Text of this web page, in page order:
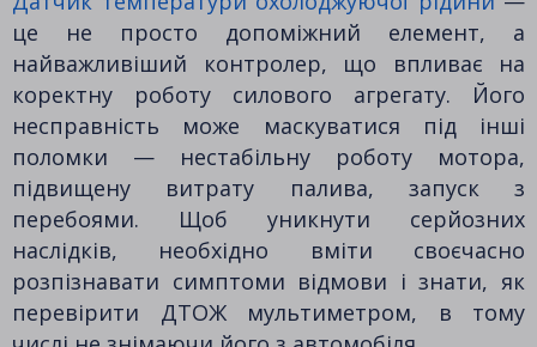
це не просто допоміжний елемент, а
найважливіший контролер, що впливає на
коректну роботу силового агрегату. Його
несправність може маскуватися під інші
поломки — нестабільну роботу мотора,
підвищену витрату палива, запуск з
перебоями. Щоб уникнути серйозних
наслідків, необхідно вміти своєчасно
розпізнавати симптоми відмови і знати, як
перевірити ДТОЖ мультиметром, в тому